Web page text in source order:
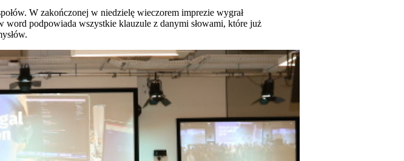
W zakończonej w niedzielę wieczorem imprezie wygrał
podpowiada wszystkie klauzule z danymi słowami, które już